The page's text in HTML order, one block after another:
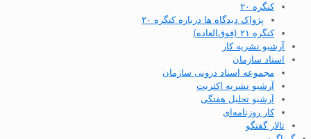
کنگره ۲۰
پژواک دیدگاه ها درباره کنگره ۲۰
کنگره ۲۱ (فوق‌العاده)
آرشیو نشریه کار
اسناد سازمان
مجموعه اسناد درونی سازمان
آرشیو نشریه اکثریت
آرشیو تحلیل هفتگی
کار روزنامه‌ای
تالار گفتگو